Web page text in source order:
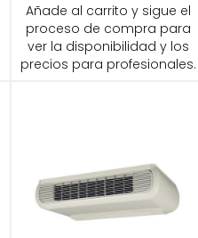
Añade al carrito y sigue el
proceso de compra para
ver la disponibilidad y los
precios para profesionales.